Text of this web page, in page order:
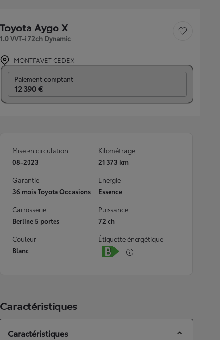
Toyota Aygo X
1.0 VVT-i 72ch Dynamic
Sauvegarder le
MONTFAVET CEDEX
Paiement comptant
12 390 €
Mise en circulation
08-2023
Kilométrage
21 373 km
Garantie
36 mois Toyota Occasions
Energie
Essence
Carrosserie
Berline 5 portes
Puissance
72 ch
Couleur
Blanc
Étiquette énergétique
Caractéristiques
Caractéristiques